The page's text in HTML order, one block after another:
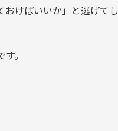
けばいいか」と逃げて
。